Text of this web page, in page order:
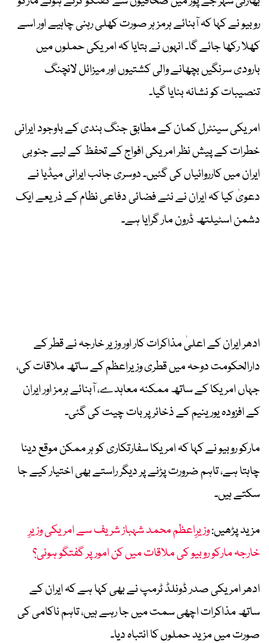
روبیو نے کہا کہ آبنائے ہرمز ہر صورت کھلی رہنی چاہیے اور اسے
کھلا رکھا جائے گا۔ انہوں نے بتایا کہ امریکی حملوں میں
بارودی سرنگیں بچھانے والی کشتیوں اور میزائل لانچنگ
تنصیبات کو نشانہ بنایا گیا۔
امریکی سینٹرل کمان کے مطابق جنگ بندی کے باوجود ایرانی
خطرات کے پیش نظر امریکی افواج کے تحفظ کے لیے جنوبی
ایران میں کارروائیاں کی گئیں۔ دوسری جانب ایرانی میڈیا نے
دعویٰ کیا کہ ایران نے نئے فضائی دفاعی نظام کے ذریعے ایک
دشمن اسٹیلتھ ڈرون مار گرایا ہے۔
ادھر ایران کے اعلیٰ مذاکرات کار اور وزیر خارجہ نے قطر کے
دارالحکومت دوحہ میں قطری وزیراعظم کے ساتھ ملاقات کی،
جہاں امریکا کے ساتھ ممکنہ معاہدے، آبنائے ہرمز اور ایران
کے افزودہ یورینیم کے ذخائر پر بات چیت کی گئی۔
مارکو روبیو نے کہا کہ امریکا سفارتکاری کو ہر ممکن موقع دینا
چاہتا ہے، تاہم ضرورت پڑنے پر دیگر راستے بھی اختیار کیے جا
سکتے ہیں۔
مزید پڑھیں:وزیرِاعظم محمد شہباز شریف سے امریکی وزیرِ
خارجہ مارکو روبیو کی ملاقات میں کن امور پر گفتگو ہوئی؟
ادھر امریکی صدر ڈونلڈ ٹرمپ نے بھی کہا ہے کہ ایران کے
ساتھ مذاکرات اچھی سمت میں جا رہے ہیں، تاہم ناکامی کی
صورت میں مزید حملوں کا انتباہ دیا۔